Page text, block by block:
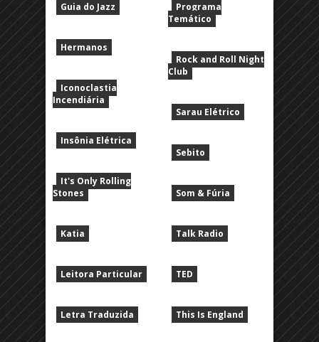
Guia do Jazz
Hermanos
Iconoclastia
Incendiária
Insônia Elétrica
It's Only Rolling
Stones
Katia
Leitora Particular
Letra Traduzida
Programa
Temático
Rock and Roll Night
Club
Sarau Elétrico
Sebito
Som & Fúria
Talk Radio
TED
This Is England